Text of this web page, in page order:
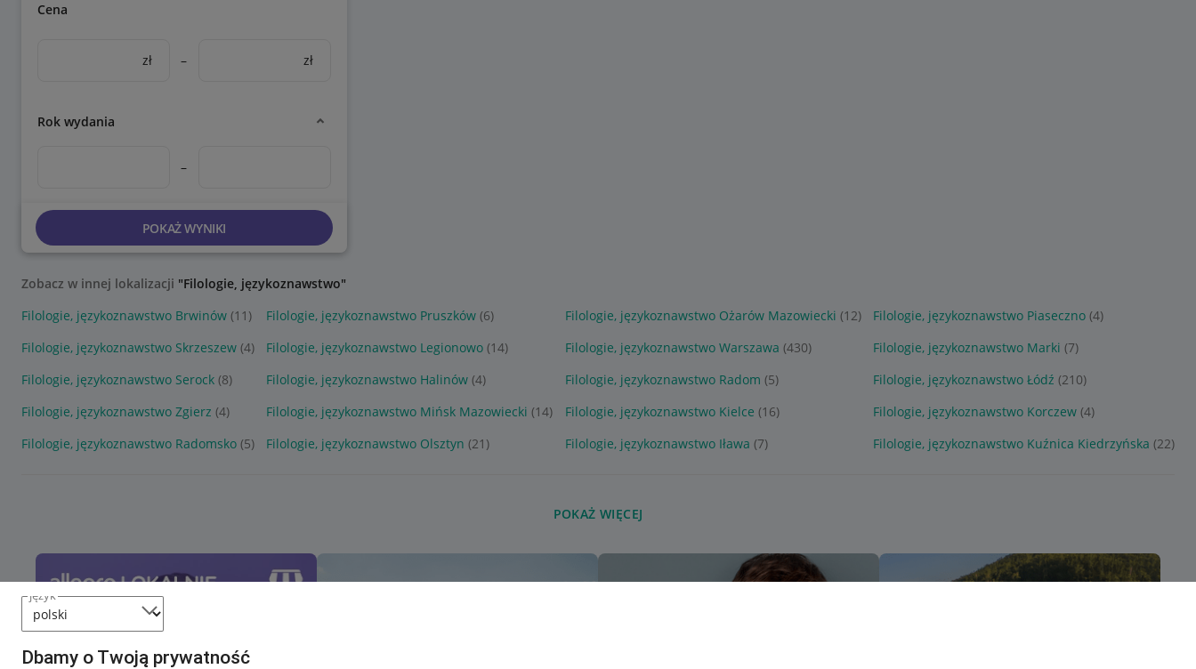
język
Dbamy o Twoją prywatność
Cena
zł – zł
Rok wydania
–
POKAŻ WYNIKI
Zobacz w innej lokalizacji "Filologie, językoznawstwo"
Filologie, językoznawstwo Brwinów (11) Filologie, językoznawstwo Pruszków (6) Filologie, językoznawstwo Ożarów Mazowiecki (12) Filologie, językoznawstwo Piaseczno (4)
Filologie, językoznawstwo Skrzeszew (4) Filologie, językoznawstwo Legionowo (14) Filologie, językoznawstwo Warszawa (430) Filologie, językoznawstwo Marki (7)
Filologie, językoznawstwo Serock (8) Filologie, językoznawstwo Halinów (4) Filologie, językoznawstwo Radom (5) Filologie, językoznawstwo Łódź (210)
Filologie, językoznawstwo Zgierz (4) Filologie, językoznawstwo Mińsk Mazowiecki (14) Filologie, językoznawstwo Kielce (16) Filologie, językoznawstwo Korczew (4)
Filologie, językoznawstwo Radomsko (5) Filologie, językoznawstwo Olsztyn (21) Filologie, językoznawstwo Iława (7) Filologie, językoznawstwo Kuźnica Kiedrzyńska (22)
POKAŻ WIĘCEJ